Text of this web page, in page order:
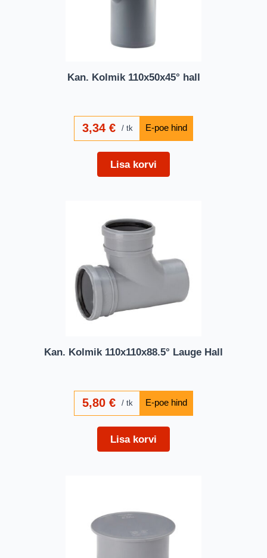
Kan. Kolmik 110x50x45° hall
3,34€ tk
Lisa korvi
Kan. Kolmik 110x110x88.5° Lauge Hall
5,80€ tk
Lisa korvi